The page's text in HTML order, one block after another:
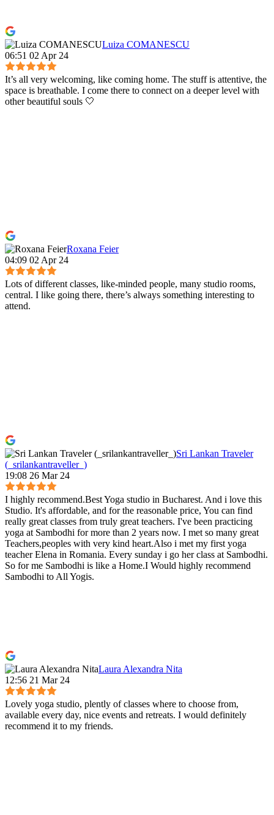
Luiza COMANESCU
06:51 02 Apr 24
It’s all very welcoming, like coming home. The stuff is attentive, the
space is breathable. I come there to connect on a deeper level with
other beautiful souls 🤍
Roxana Feier
04:09 02 Apr 24
Lots of different classes, like-minded people, many studio rooms,
central. I like going there, there’s always something interesting to
attend.
Sri Lankan Traveler
(_srilankantraveller_)
19:08 26 Mar 24
I highly recommend.Best Yoga studio in Bucharest. And i love this
Studio. It's affordable, and for the reasonable price, You can find
really great classes from truly great teachers. I've been practicing
yoga at Sambodhi for more than 2 years now. I met so many great
Teachers,peoples with very kind heart.Also i met my first yoga
teacher Elena in Romania. Every sunday i go her class at Sambodhi.
So for me Sambodhi is like a Home.I Would highly recommend
Sambodhi to All Yogis.
Laura Alexandra Nita
12:56 21 Mar 24
Lovely yoga studio, plently of classes where to choose from,
available every day, nice events and retreats. I would definitely
recommend it to my friends.